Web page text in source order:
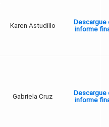
Karen Astudillo
Descargue
informe
Gabriela Cruz
Descargue
informe